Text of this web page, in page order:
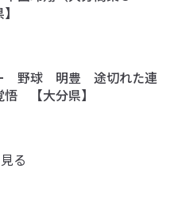
野球 明豊 途切れた連
【大分県】
る